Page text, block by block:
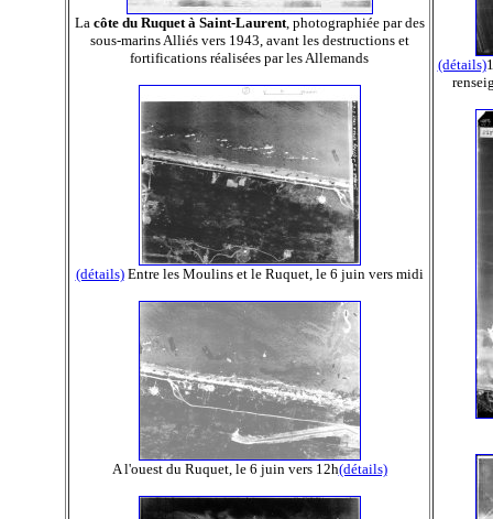
La côte du Ruquet à Saint-Laurent, photographiée par des
sous-marins Alliés vers 1943, avant les destructions et
fortifications réalisées par les Allemands
(détails)Entre les Moulins et le Ruquet, le 6 juin vers midi
A l'ouest du Ruquet, le 6 juin vers 12h(détails)
(détails)